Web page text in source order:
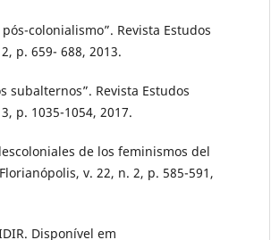
colonialismo”. Revista Estudos
p. 659- 688, 2013.
subalternos”. Revista Estudos
p. 1035-1054, 2017.
de los feminismos del
v. 22, n. 2, p. 585-591,
Disponível em